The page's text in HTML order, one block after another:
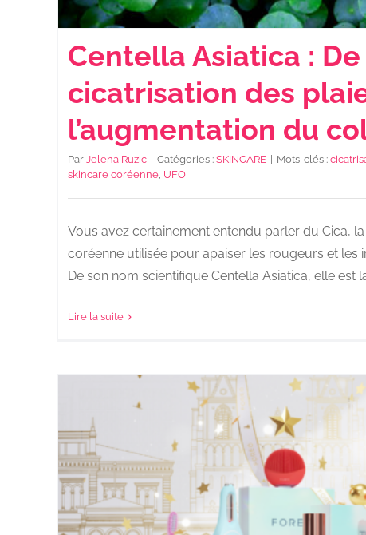
Centella Asiatica :
cicatrisation des
l’augmentation du
Par Jelena Ruzic Catégories : SKINCARE Mots-clés :
skincare coréenne, UFO
Vous avez certainement entendu parler du Cica,
coréenne utilisée pour apaiser les rougeurs et les
De son nom scientifique Centella Asiatica, elle est
Lire la suite